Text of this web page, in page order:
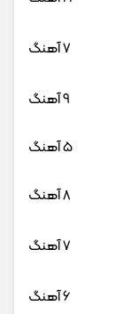
7 آهنگ
9 آهنگ
5 آهنگ
8 آهنگ
7 آهنگ
6 آهنگ